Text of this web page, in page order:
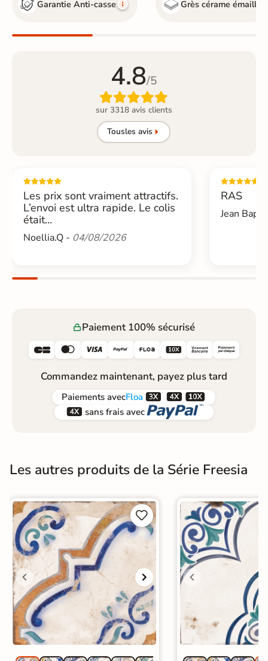
Garantie Anti-casse Grès cérame émaillé
4.8/5

sur 3318 avis clients
Tousles avis
Les prix sont vraiment attractifs.
L’envoi est ultra rapide. Le colis
était...
Noellia.Q - 04/08/2026
RAS
Jean
Paiement 100% sécurisé
     
Commandez maintenant, payez plus tard
Paiements avecFloa  
 sans frais avec 
Les autres produits de la Série Freesia

